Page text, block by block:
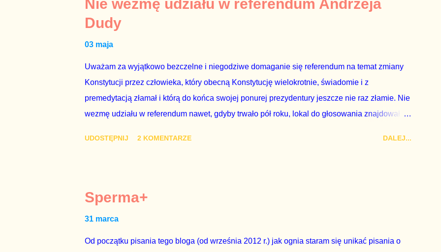
pewnie dlatego, że nie chciało mu przejść przez gardło pochwalenie gospodarczej sytuacji
naszego kraju z lat 2007-2015. Bardzo to małe i smutne – niegodne premiera polskiego
rządu. Generalnie, M...
Nie wezmę udziału w referendum Andrzeja
Dudy
03 maja
Uważam za wyjątkowo bezczelne i niegodziwe domaganie się referendum na temat zmiany
Konstytucji przez człowieka, który obecną Konstytucję wielokrotnie, świadomie i z
premedytacją złamał i którą do końca swojej ponurej prezydentury jeszcze nie raz złamie. Nie
wezmę udziału w referendum nawet, gdyby trwało pół roku, lokal do głosowania znajdował
tego referendum nie chce – ani partia rządząca, ani partie opozycyjne. Jeśli w siedzibie PiS
zapadnie decyzja, aby głosować zgodnie z wolą Dudy, obowiązkiem każdego przyzwoitego
człowieka i szanującego podstawowe reguły demokraty jest takie referendum zbojkotować. W
procedurze zmiany Konstytu...
UDOSTĘPNIJ 2 KOMENTARZE DALEJ...
Sperma+
31 marca
Od początku pisania tego bloga (od września 2012 r.) jak ognia staram się unikać pisania o